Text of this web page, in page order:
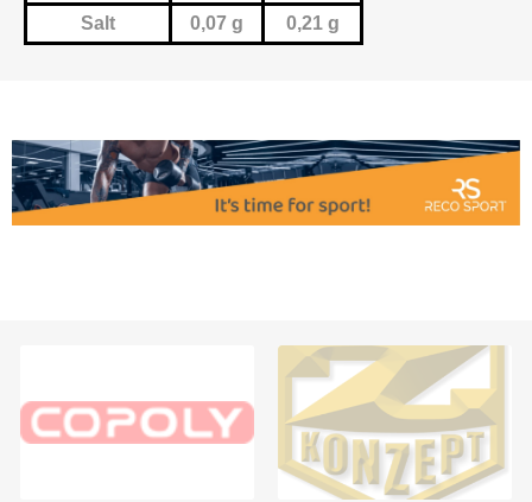
Salt
0,07 g 0,21 g